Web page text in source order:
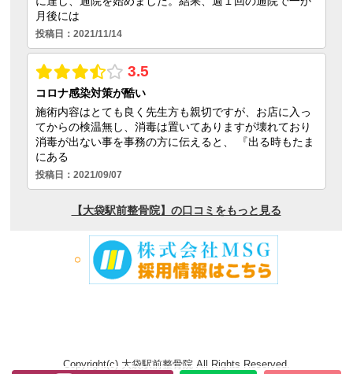
Copyright(c) 大袋駅前整骨院 All Rights Reserved.